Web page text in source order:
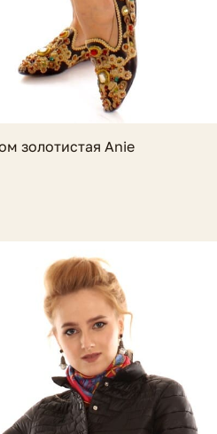
золотистая Anie